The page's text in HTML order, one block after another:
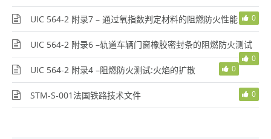
UIC 564-2 附录7 – 通过氧指数判定材料的阻燃防火性能 0
UIC 564-2 附录6 –轨道车辆门窗橡胶密封条的阻燃防火测试
0
UIC 564-2 附录4 –阻燃防火测试:火焰的扩散 0
STM-S-001法国铁路技术文件 0